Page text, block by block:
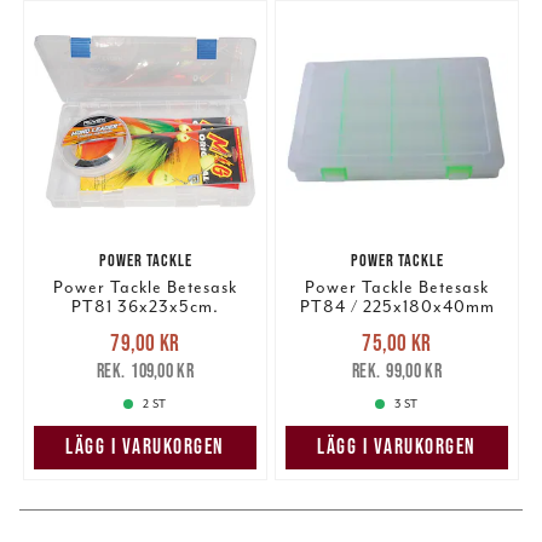
samlat in när du har använt deras tjänster.
POWER TACKLE
Power Tackle Betesask
PT81 36x23x5cm.
Nuvarande pris
79,00 krTidigare pris
109,00 kr
79,00 kr
109,00 kr
2 ST
LÄGG I VARUKORGEN
POWER TACKLE
Power Tackle Betesask
PT84 / 225x180x40mm
Nuvarande pris
75,00 krTidigare pris
99,00 kr
75,00 kr
99,00 kr
3 ST
LÄGG I VARUKORGEN